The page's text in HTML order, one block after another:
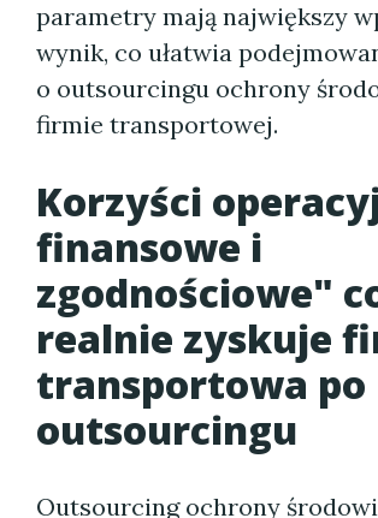
parametry mają największy
wynik, co ułatwia
o outsourcingu ochrony
firmie transportowej.
Korzyści
finansowe i
zgodnościowe"
realnie zyskuje
transportowa po
outsourcingu
Outsourcing ochrony